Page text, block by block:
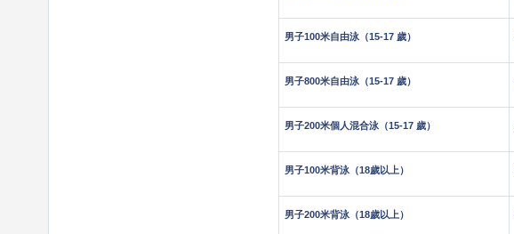
男子100米自由泳（15-17 歲）
男子800米自由泳（15-17 歲）
男子200米個人混合泳（15-17 歲）
男子100米背泳（18歲以上）
男子200米背泳（18歲以上）